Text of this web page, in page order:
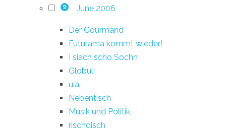
9 June 2006
Der Gourmand
Futurama kommt wieder!
I siach scho Sochn
Globuli
u.a.
Nebentisch
Musik und Politik
rischdisch